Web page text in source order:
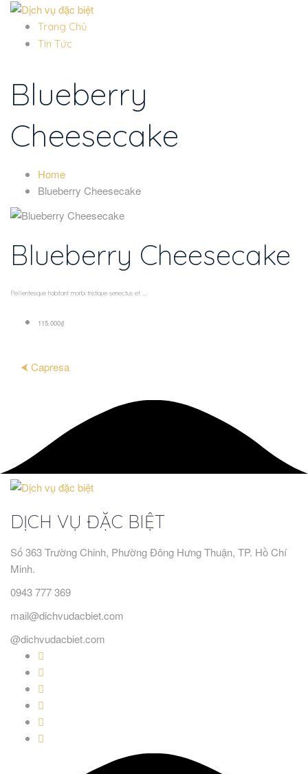
Trang Chủ
Tin Tức
Blueberry
Cheesecake
Home
Blueberry Cheesecake
Blueberry Cheesecake
Pellentesque habitant morbi tristique senectus et ...
115.000₫
⮜ Capresa
DỊCH VỤ ĐẶC BIỆT
Số 363 Trường Chinh, Phường Đông Hưng Thuận, TP. Hồ Chí
Minh.
0943 777 369
mail@dichvudacbiet.com
@dichvudacbiet.com